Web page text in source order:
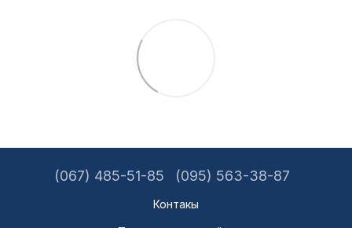
(067) 485-51-85 (095) 563-38-87
Контакы